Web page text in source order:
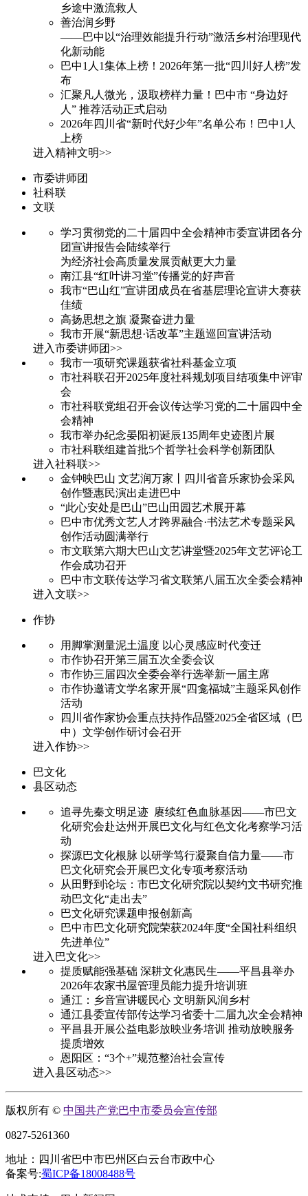
乡途中激流救人
善治润乡野
——巴中以“治理效能提升行动”激活乡村治理现代
化新动能
巴中1人1集体上榜！2026年第一批“四川好人榜”发
布
汇聚凡人微光，汲取榜样力量！巴中市 “身边好
人” 推荐活动正式启动
2026年四川省“新时代好少年”名单公布！巴中1人
上榜
进入精神文明>>
市委讲师团
社科联
文联
学习贯彻党的二十届四中全会精神市委宣讲团各分
团宣讲报告会陆续举行
为经济社会高质量发展贡献更大力量
南江县“红叶讲习堂”传播党的好声音
我市“巴山红”宣讲团成员在省基层理论宣讲大赛获
佳绩
高扬思想之旗 凝聚奋进力量
我市开展“新思想·话改革”主题巡回宣讲活动
进入市委讲师团>>
我市一项研究课题获省社科基金立项
市社科联召开2025年度社科规划项目结项集中评审
会
市社科联党组召开会议传达学习党的二十届四中全
会精神
我市举办纪念晏阳初诞辰135周年史迹图片展
市社科联组建首批5个哲学社会科学创新团队
进入社科联>>
金钟映巴山 文艺润万家丨四川省音乐家协会采风
创作暨惠民演出走进巴中
“此心安处是巴山”巴山田园艺术展开幕
巴中市优秀文艺人才跨界融合·书法艺术专题采风
创作活动圆满举行
市文联第六期大巴山文艺讲堂暨2025年文艺评论工
作会成功召开
巴中市文联传达学习省文联第八届五次全委会精神
进入文联>>
作协
用脚掌测量泥土温度 以心灵感应时代变迁
市作协召开第三届五次全委会议
市作协三届四次全委会举行选举新一届主席
市作协邀请文学名家开展“四龛福城”主题采风创作
活动
四川省作家协会重点扶持作品暨2025全省区域（巴
中）文学创作研讨会召开
进入作协>>
巴文化
县区动态
追寻先秦文明足迹 赓续红色血脉基因——市巴文
化研究会赴达州开展巴文化与红色文化考察学习活
动
探源巴文化根脉 以研学笃行凝聚自信力量——市
巴文化研究会开展巴文化专项考察活动
从田野到论坛：市巴文化研究院以契约文书研究推
动巴文化“走出去”
巴文化研究课题申报创新高
巴中市巴文化研究院荣获2024年度“全国社科组织
先进单位”
进入巴文化>>
提质赋能强基础 深耕文化惠民生——平昌县举办
2026年农家书屋管理员能力提升培训班
通江：乡音宣讲暖民心 文明新风润乡村
通江县委宣传部传达学习省委十二届九次全会精神
平昌县开展公益电影放映业务培训 推动放映服务
提质增效
恩阳区：“3个+”规范整治社会宣传
进入县区动态>>
版权所有 © 中国共产党巴中市委员会宣传部
0827-5261360
地址：四川省巴中市巴州区白云台市政中心
备案号:蜀ICP备18008488号